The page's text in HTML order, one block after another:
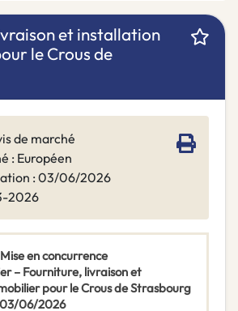
et installation
le Crous de
de marché
: Européen
: 03/06/2026
2026
en concurrence
– Fourniture, livraison et
pour le Crous de Strasbourg
03/06/2026